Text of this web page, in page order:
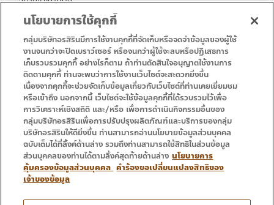
• หน้าแรก
• โปรโมชั่น
• บริการ
• ติดต่อเรา
นโยบายการใช้คุกกี้
กลุ่มบริษัทอรสิรินมีการใช้งานคุกกี้ที่จัดเก็บหรือจดจำข้อมูลของผู้ใช้
งานจนกว่าจะปิดเบราว์เซอร์ หรือจนกว่าผู้ใช้จะลบหรือปฏิเสธการ
เก็บรวบรวมคุกกี้ อย่างไรก็ตาม ถ้าท่านตัดสินใจอนุญาตใช้งานการ
ติดตามคุกกี้ ท่านจะพบว่าการใช้งานเว็บไซต์จะสะดวกยิ่งขึ้น
เนื่องจากคุกกี้จะช่วยจัดเก็บข้อมูลเกี่ยวกับเว็บไซต์ที่ท่านเคยเยี่ยมชม
หรือเข้าถึง นอกจากนี้ เว็บไซต์จะใช้ข้อมูลคุกกี้ที่ได้รวบรวมไว้เพื่อ
การวิเคราะห์เชิงสถิติ และ/หรือ เพื่อการดำเนินกิจกรรมอื่นของ
กลุ่มบริษัทอรสิรินเพื่อการปรับปรุงผลิตภัณฑ์และบริการของกลุ่ม
บริษัทอรสิรินให้ดียิ่งขึ้น ท่านสามารถอ่านนโยบายข้อมูลส่วนบุคคล
ฉบับเต็มได้ที่ลิ้งค์ด้านล่าง รวมถึงท่านสามารถใช้สิทธิในส่วนข้อมูล
ส่วนบุคคลของท่านได้ตามลิ้งค์สุดท้ายด้านล่าง นโยบายการ
คุ้มครองข้อมูลส่วนบุคคล คำร้องขอเปลี่ยนแปลงสิทธิของ
เจ้าของข้อมูล